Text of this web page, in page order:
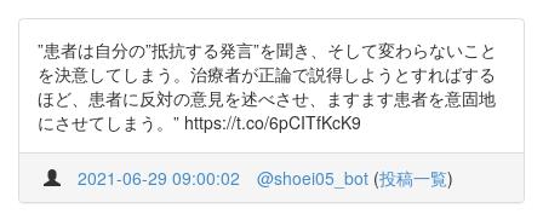
”患者は自分の”抵抗する発言”を聞き、そして変わらないこと
を決意してしまう。治療者が正論で説得しようとすればする
ほど、患者に反対の意見を述べさせ、ますます患者を意固地
にさせてしまう。” https://t.co/6pCITfKcK9
2021-06-29 09:00:02 @shoei05_bot (投稿一覧)